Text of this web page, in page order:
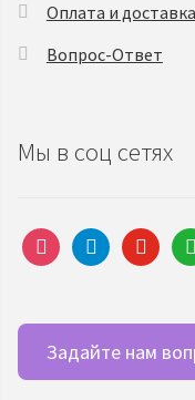
Оплата и доставка
Вопрос-Ответ
Мы в соц сетях
instagramtelegramyoutube
Задайте нам